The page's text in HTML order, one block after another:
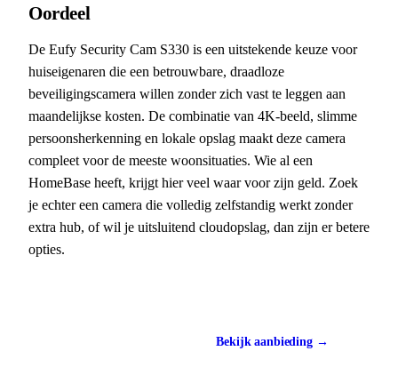
Oordeel
De Eufy Security Cam S330 is een uitstekende keuze voor
huiseigenaren die een betrouwbare, draadloze
beveiligingscamera willen zonder zich vast te leggen aan
maandelijkse kosten. De combinatie van 4K-beeld, slimme
persoonsherkenning en lokale opslag maakt deze camera
compleet voor de meeste woonsituaties. Wie al een
HomeBase heeft, krijgt hier veel waar voor zijn geld. Zoek
je echter een camera die volledig zelfstandig werkt zonder
extra hub, of wil je uitsluitend cloudopslag, dan zijn er betere
opties.
Bekijk aanbieding →